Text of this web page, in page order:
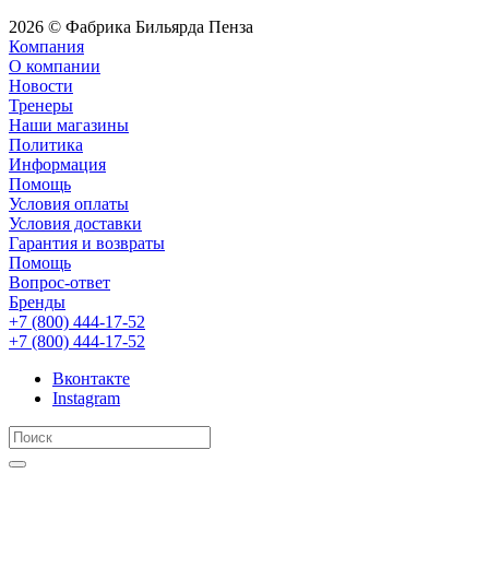
2026 © Фабрика Бильярда Пенза
Компания
О компании
Новости
Тренеры
Наши магазины
Политика
Информация
Помощь
Условия оплаты
Условия доставки
Гарантия и возвраты
Помощь
Вопрос-ответ
Бренды
+7 (800) 444-17-52
+7 (800) 444-17-52
Вконтакте
Instagram